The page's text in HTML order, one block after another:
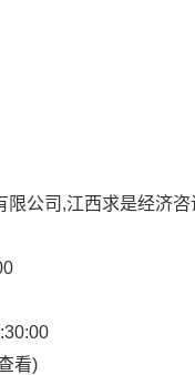
公司,江西求是经济
看)